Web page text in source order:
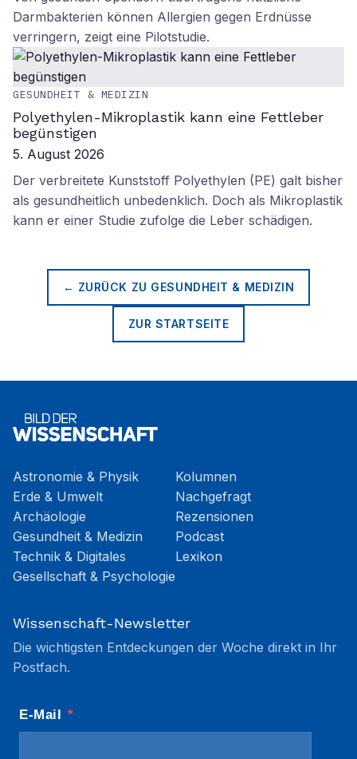
Darmbakterien können Allergien gegen Erdnüsse
verringern, zeigt eine Pilotstudie.
GESUNDHEIT & MEDIZIN
Polyethylen-Mikroplastik kann eine Fettleber
begünstigen
5. August 2026
Der verbreitete Kunststoff Polyethylen (PE) galt bisher
als gesundheitlich unbedenklich. Doch als Mikroplastik
kann er einer Studie zufolge die Leber schädigen.
← ZURÜCK ZU GESUNDHEIT & MEDIZIN
ZUR STARTSEITE
Astronomie & Physik
Erde & Umwelt
Archäologie
Gesundheit & Medizin
Technik & Digitales
Gesellschaft & Psychologie
Kolumnen
Nachgefragt
Rezensionen
Podcast
Lexikon
Wissenschaft-Newsletter
Die wichtigsten Entdeckungen der Woche direkt in Ihr
Postfach.